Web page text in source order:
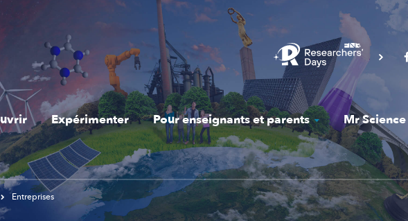
Expérimenter Pour enseignants et parents Mr Science
Entreprises